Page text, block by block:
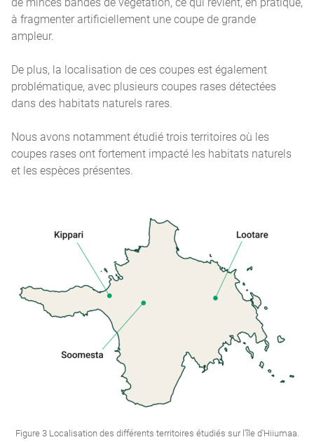
à fragmenter artificiellement une coupe de grande
ampleur.
De plus, la localisation de ces coupes est également
problématique, avec plusieurs coupes rases détectées
dans des habitats naturels rares.
Nous avons notamment étudié trois territoires où les
coupes rases ont fortement impacté les habitats naturels
et les espèces présentes.
Figure 3 Localisation des différents territoires étudiés sur l'île d'Hiiumaa.